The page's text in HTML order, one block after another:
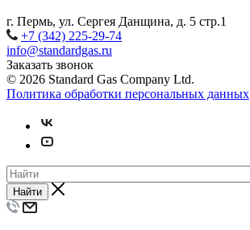
г. Пермь, ул. Сергея Данщина, д. 5 стр.1
+7 (342) 225-29-74
info@standardgas.ru
Заказать звонок
© 2026 Standard Gas Company Ltd.
Политика обработки персональных данных
Найти